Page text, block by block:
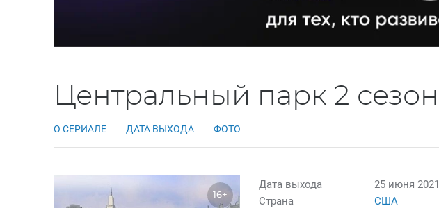
Центральный парк 2 сезон
О СЕРИАЛЕ ДАТА ВЫХОДА ФОТО
16+
Дата выхода
25 июня 2021
Страна
США